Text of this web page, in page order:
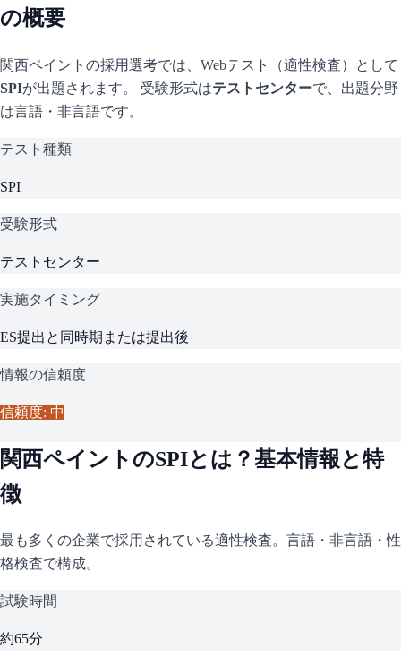
の概要
関西ペイント の採用選考では、Webテスト（適性検査）として
SPIが出題されます。 受験形式はテストセンターで、 出題分野
は言語・非言語です。
テスト種類
SPI
受験形式
テストセンター
実施タイミング
ES提出と同時期または提出後
情報の信頼度
信頼度: 中
関西ペイント のSPIとは？基本情報と特
徴
最も多くの企業で採用されている適性検査。言語・非言語・性
格検査で構成。
試験時間
約65分